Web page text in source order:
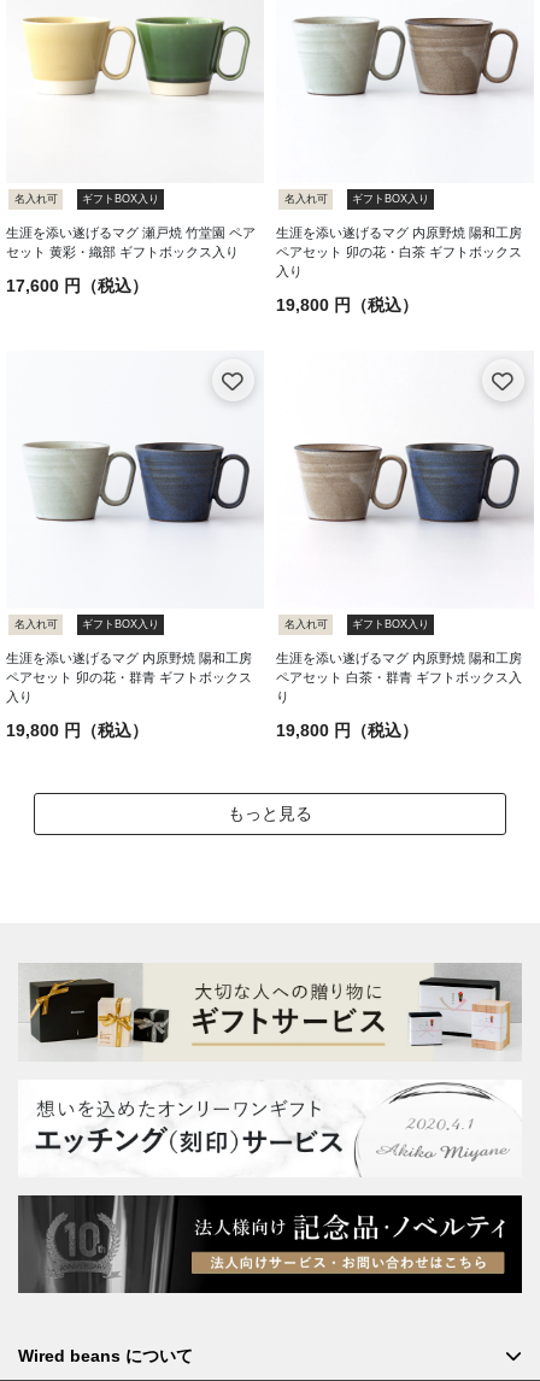
名入れ可 ギフトBOX入り
生涯を添い遂げるマグ 瀬戸焼 竹堂園 ペア
セット 黄彩・織部 ギフトボックス入り
17,600 円（税込）
名入れ可 ギフトBOX入り
生涯を添い遂げるマグ 内原野焼 陽和工房
ペアセット 卯の花・白茶 ギフトボックス
入り
19,800 円（税込）
名入れ可 ギフトBOX入り
生涯を添い遂げるマグ 内原野焼 陽和工房
ペアセット 卯の花・群青 ギフトボックス
入り
19,800 円（税込）
名入れ可 ギフトBOX入り
生涯を添い遂げるマグ 内原野焼 陽和工房
ペアセット 白茶・群青 ギフトボックス入
り
19,800 円（税込）
もっと見る
Wired beans について